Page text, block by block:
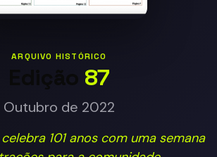
ARQUIVO HISTÓRICO
Edição 87
Outubro de 2022
101 anos com uma semana